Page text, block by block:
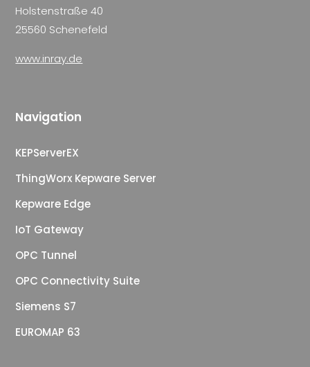
Holstenstraße 40
25560 Schenefeld
www.inray.de
Navigation
KEPServerEX
ThingWorx Kepware Server
Kepware Edge
IoT Gateway
OPC Tunnel
OPC Connectivity Suite
Siemens S7
EUROMAP 63